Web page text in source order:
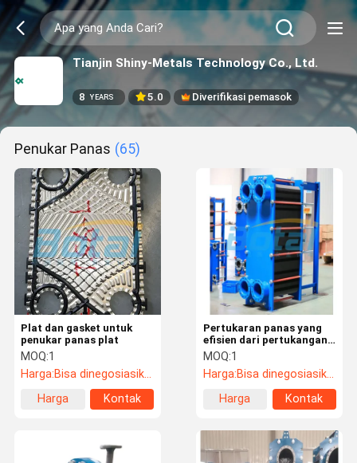
Tianjin Shiny-Metals Technology Co., Ltd.
8 YEARS 5.0 Diverifikasi pemasok
Penukar Panas (65)
Plat dan gasket untuk
penukar panas plat
MOQ:1
Harga:Bisa dinegosiasikan
Harga
Kontak
Pertukaran panas yang
efisien dari pertukangan
panas pelat dan
cangkang
MOQ:1
Harga:Bisa dinegosiasikan
Harga
Kontak